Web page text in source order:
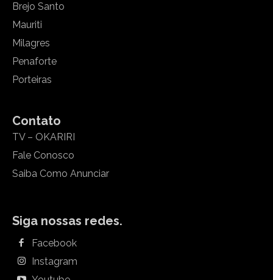
Brejo Santo
Mauriti
Milagres
Penaforte
Porteiras
Contato
TV – OKARIRI
Fale Conosco
Saiba Como Anunciar
Siga nossas redes.
Facebook
Instagram